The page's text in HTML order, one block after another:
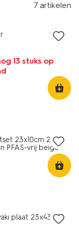
7 artikelen
13 stuks op
23x10cm 2
PFAS-vrij beige
plaat 23x43